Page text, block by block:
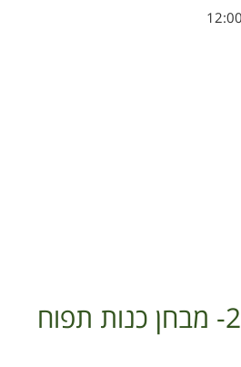
דוח שנתי 2019- מבחן כנות תפוח